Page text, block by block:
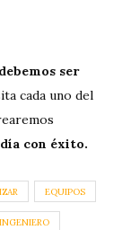
debemos ser
cada uno del
con éxito.
EQUIPOS
INGENIERO